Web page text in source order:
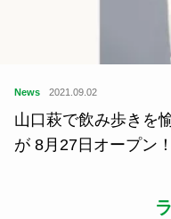
News 2021.09.02
山口萩で飲み歩きを
が 8月27日オープン！